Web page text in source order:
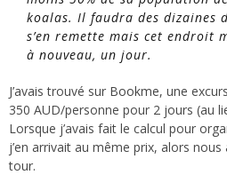
koalas. Il faudra des dizaines
s’en remette mais cet endroit
à nouveau, un jour.
J’avais trouvé sur Bookme, une
350 AUD/personne pour 2 jours (au
Lorsque j’avais fait le calcul pour
j’en arrivait au même prix, alors
tour.